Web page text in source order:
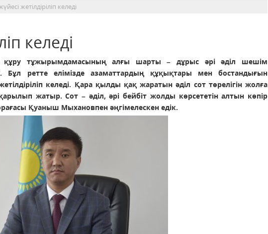
жетілдіріліп келеді
келеді
құру тұжырымдамасының алғы шарты – дұрыс әрі әділ шешім
Бұл ретте елімізде азаматтардың құқықтары мен бостандығын
келеді. Қара қылды қақ жаратын әділ сот төрелігін жолға
жатыр. Сот – әділ, әрі бейбіт жолды көрсететін алтын көпір
Қуаныш Мыхановпен әңгімелескен едік.